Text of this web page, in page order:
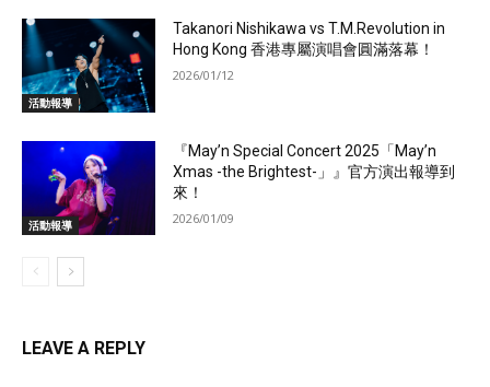
活動報導
Takanori Nishikawa vs T.M.Revolution in
Hong Kong 香港專屬演唱會圓滿落幕！
2026/01/12
活動報導
『May’n Special Concert 2025「May’n
Xmas -the Brightest-」』官方演出報導到
來！
2026/01/09
LEAVE A REPLY